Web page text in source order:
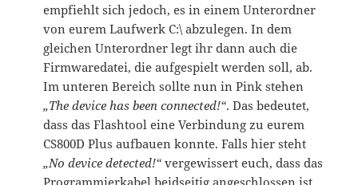
empfiehlt sich jedoch, es in einem Unterordner
von eurem Laufwerk C:\ abzulegen. In dem
gleichen Unterordner legt ihr dann auch die
Firmwaredatei, die aufgespielt werden soll, ab.
Im unteren Bereich sollte nun in Pink stehen
„The device has been connected!“. Das bedeutet,
dass das Flashtool eine Verbindung zu eurem
CS800D Plus aufbauen konnte. Falls hier steht
„No device detected!“vergewissert euch, dass das
Programmierkabel beidseitig angeschlossen ist